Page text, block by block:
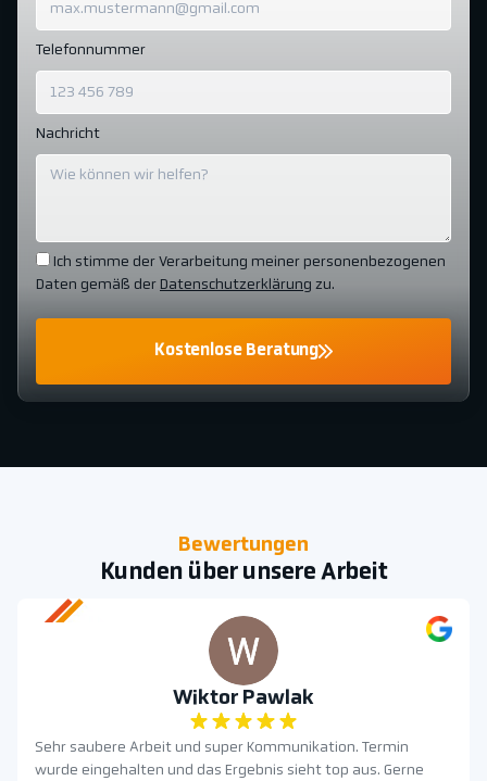
Telefonnummer
Nachricht
Ich stimme der Verarbeitung meiner personenbezogenen
Daten gemäß der Datenschutzerklärung zu.
Kostenlose Beratung
Bewertungen
Kunden über unsere Arbeit
Wiktor Pawlak
Sehr saubere Arbeit und super Kommunikation. Termin
wurde eingehalten und das Ergebnis sieht top aus. Gerne